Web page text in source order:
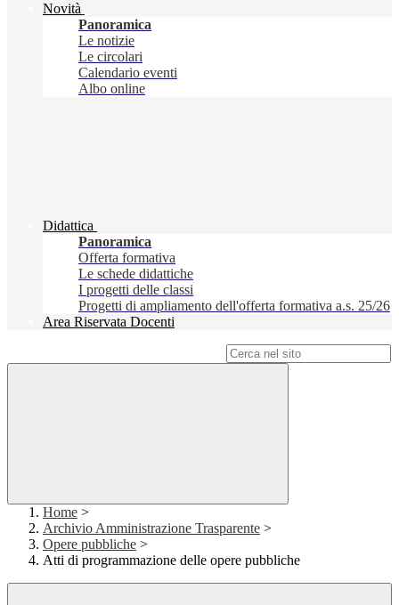
Novità
Panoramica
Le notizie
Le circolari
Calendario eventi
Albo online
Didattica
Panoramica
Offerta formativa
Le schede didattiche
I progetti delle classi
Progetti di ampliamento dell'offerta formativa a.s. 25/26
Area Riservata Docenti
Home >
Archivio Amministrazione Trasparente >
Opere pubbliche >
Atti di programmazione delle opere pubbliche